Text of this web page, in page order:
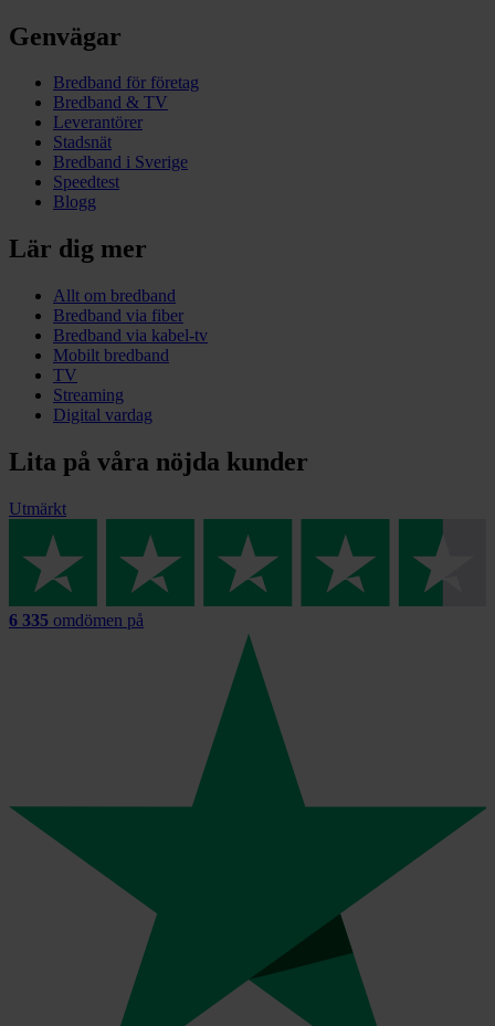
Genvägar
Bredband för företag
Bredband & TV
Leverantörer
Stadsnät
Bredband i Sverige
Speedtest
Blogg
Lär dig mer
Allt om bredband
Bredband via fiber
Bredband via kabel-tv
Mobilt bredband
TV
Streaming
Digital vardag
Lita på våra nöjda kunder
Utmärkt
6 335 omdömen på